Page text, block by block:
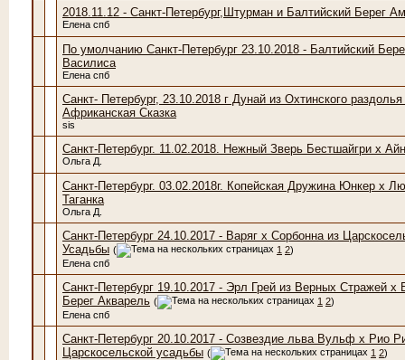
2018.11.12 - Санкт-Петербург,Штурман и Балтийский Берег
Елена спб
По умолчанию Санкт-Петербург 23.10.2018 - Балтийский
Василиса
Елена спб
Санкт- Петербург, 23.10.2018 г Дунай из Охтинского раздолья
Африканская Сказка
sis
Санкт-Петербург. 11.02.2018. Нежный Зверь Бестшайгри х
Ольга Д.
Санкт-Петербург. 03.02.2018г. Копейская Дружина Юнкер х
Таганка
Ольга Д.
Санкт-Петербург 24.10.2017 - Варяг х Сорбонна из
Усадьбы ( 1 2)
Елена спб
Санкт-Петербург 19.10.2017 - Эрл Грей из Верных Стражей х
Берег Акварель ( 1 2)
Елена спб
Санкт-Петербург 20.10.2017 - Созвездие льва Вульф х Рио
Царскосельской усадьбы ( 1 2)